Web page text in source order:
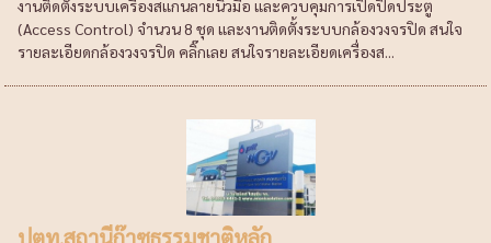
งานติดตั้งระบบเครื่องสแกนลายนิ้วมือ และควบคุมการเปิดปิดประตู
(Access Control) จำนวน 8 ชุด และงานติดตั้งระบบกล้องวงจรปิด สนใจ
รายละเอียดกล้องวงจรปิด คลิ๊กเลย สนใจรายละเอียดเครื่องส...
ปตท.สถานีก๊าซธรรมชาติหลัก